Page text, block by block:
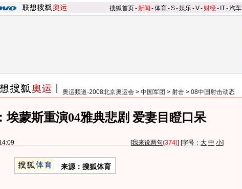
搜狐首页-新闻 -体育-S-娱乐-V- 财经- IT-汽车
奥运频道-2008北京奥运会 > 中国军团 > 射击 > 08中国射击动态
埃蒙斯重演04雅典悲剧 爱妻目瞪口呆
[我来说两句(374)] [字号： 大 中 小]
来源：搜狐体育